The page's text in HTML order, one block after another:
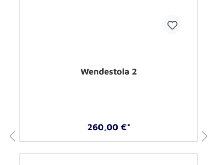
Wendestola 2
260,00 €*